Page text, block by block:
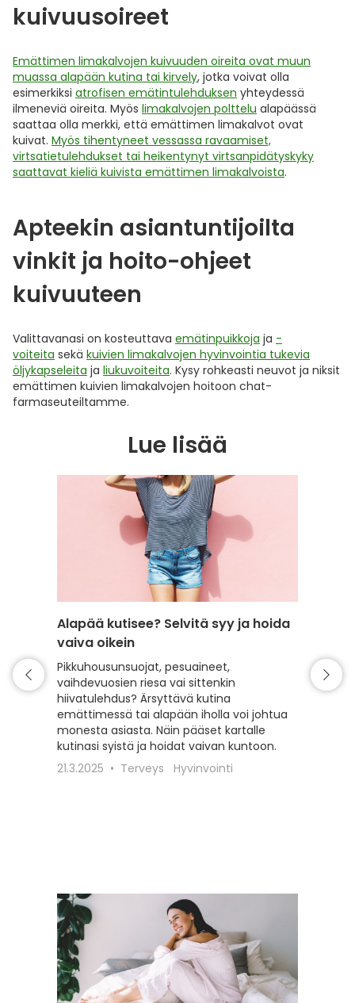
kuivuusoireet
Emättimen limakalvojen kuivuuden oireita ovat muun
muassa alapään kutina tai kirvely, jotka voivat olla
esimerkiksi atrofisen emätintulehduksen yhteydessä
ilmeneviä oireita. Myös limakalvojen polttelu alapäässä
saattaa olla merkki, että emättimen limakalvot ovat
kuivat. Myös tihentyneet vessassa ravaamiset,
virtsatietulehdukset tai heikentynyt virtsanpidätyskyky
saattavat kieliä kuivista emättimen limakalvoista.
Apteekin asiantuntijoilta
vinkit ja hoito-ohjeet
kuivuuteen
Valittavanasi on kosteuttava emätinpuikkoja ja -
voiteita sekä kuivien limakalvojen hyvinvointia tukevia
öljykapseleita ja liukuvoiteita. Kysy rohkeasti neuvot ja niksit
emättimen kuivien limakalvojen hoitoon chat-
farmaseuteiltamme.
Lue lisää
Alapää kutisee? Selvitä syy ja hoida
vaiva oikein
Pikkuhousunsuojat, pesuaineet,
vaihdevuosien riesa vai sittenkin
hiivatulehdus? Ärsyttävä kutina
emättimessä tai alapään iholla voi johtua
monesta asiasta. Näin pääset kartalle
kutinasi syistä ja hoidat vaivan kuntoon.
21.3.2025
Terveys Hyvinvointi
seksi